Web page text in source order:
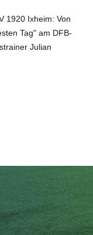
1920 Ixheim: Von
Tag" am DFB-
Julian